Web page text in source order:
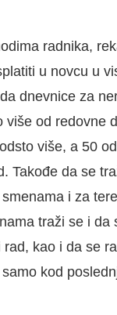
radnika,
u novcu u
dnevnice za
više od redovne
više, a 50
Takođe da se
i za
traži se i da
kao i da se
kod